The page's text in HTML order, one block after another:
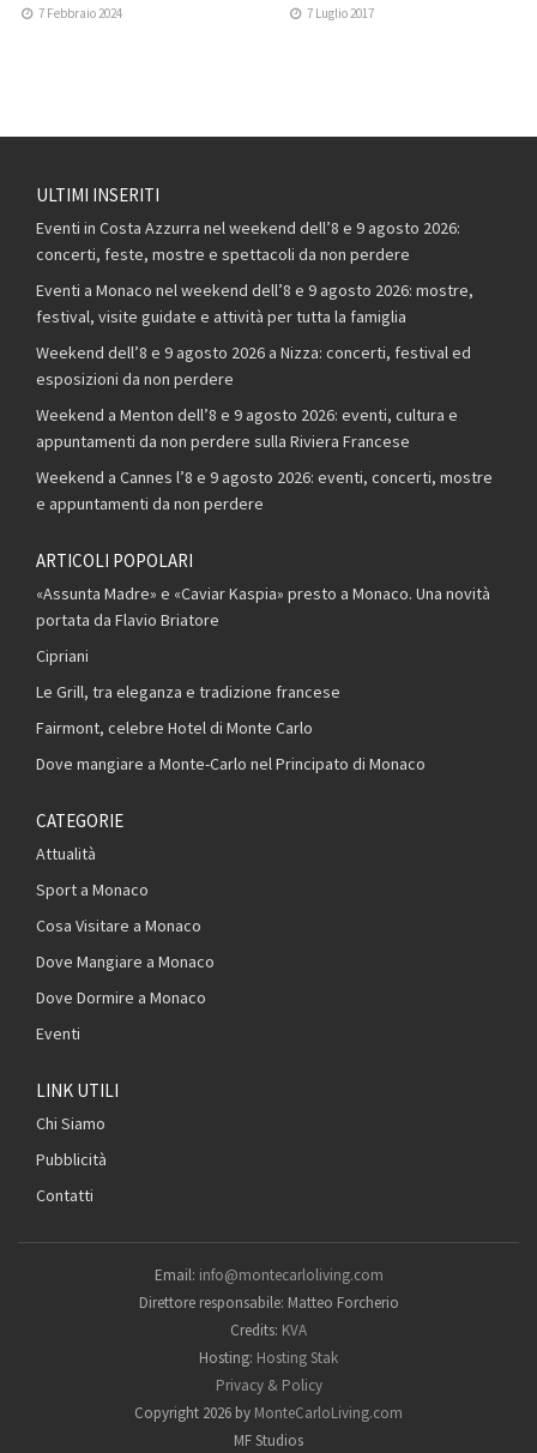
7 Febbraio 2024 7 Luglio 2017
ULTIMI INSERITI
Eventi in Costa Azzurra nel weekend dell’8 e 9 agosto 2026:
concerti, feste, mostre e spettacoli da non perdere
Eventi a Monaco nel weekend dell’8 e 9 agosto 2026: mostre,
festival, visite guidate e attività per tutta la famiglia
Weekend dell’8 e 9 agosto 2026 a Nizza: concerti, festival ed
esposizioni da non perdere
Weekend a Menton dell’8 e 9 agosto 2026: eventi, cultura e
appuntamenti da non perdere sulla Riviera Francese
Weekend a Cannes l’8 e 9 agosto 2026: eventi, concerti, mostre
e appuntamenti da non perdere
ARTICOLI POPOLARI
«Assunta Madre» e «Caviar Kaspia» presto a Monaco. Una novità
portata da Flavio Briatore
Cipriani
Le Grill, tra eleganza e tradizione francese
Fairmont, celebre Hotel di Monte Carlo
Dove mangiare a Monte-Carlo nel Principato di Monaco
CATEGORIE
Attualità
Sport a Monaco
Cosa Visitare a Monaco
Dove Mangiare a Monaco
Dove Dormire a Monaco
Eventi
LINK UTILI
Chi Siamo
Pubblicità
Contatti
Email: info@montecarloliving.com
Direttore responsabile: Matteo Forcherio
Credits: KVA
Hosting: Hosting Stak
Privacy & Policy
Copyright 2026 by MonteCarloLiving.com
MF Studios